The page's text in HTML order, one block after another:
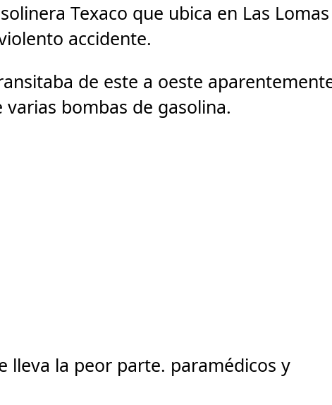
Texaco que ubica en Las Lomas
accidente.
de este a oeste
bombas de gasolina.
lleva la peor parte. paramédicos y